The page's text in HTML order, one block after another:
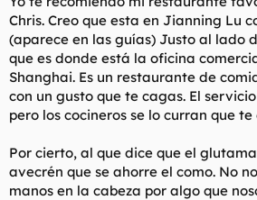
Chris. Creo que esta en Jianning Lu
(aparece en las guías) Justo al lado
que es donde está la oficina
Shanghai. Es un restaurante de
con un gusto que te cagas. El
pero los cocineros se lo curran que te
Por cierto, al que dice que el
avecrén que se ahorre el como. No
manos en la cabeza por algo que